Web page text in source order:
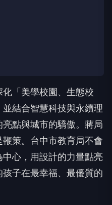
「美學校園、生態校
結合智慧科技與永續理
點與城市的驕傲。蔣局
策。台中市教育局不會
心，用設計的力量點亮
子在最幸福、最優質的